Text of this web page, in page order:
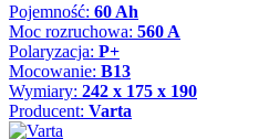
Pojemność: 60 Ah
Moc rozruchowa: 560 A
Polaryzacja: P+
Mocowanie: B13
Wymiary: 242 x 175 x 190
Producent: Varta